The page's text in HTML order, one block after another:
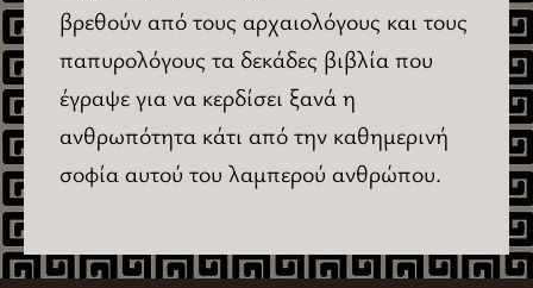
βρεθούν από τους αρχαιολόγους και τους
παπυρολόγους τα δεκάδες βιβλία που
έγραψε για να κερδίσει ξανά η
ανθρωπότητα κάτι από την καθημερινή
σοφία αυτού του λαμπερού ανθρώπου.